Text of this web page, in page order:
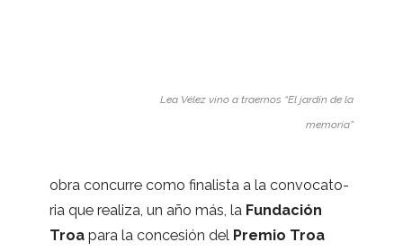
Lea Vélez vino a traer­nos “El jar­dín de la
memoria”
obra con­cu­rre como fina­lista a la con­vo­ca­to­
ria que rea­liza, un año más, la Fun­da­ción
Troapara la con­ce­sión del Pre­mio Troa